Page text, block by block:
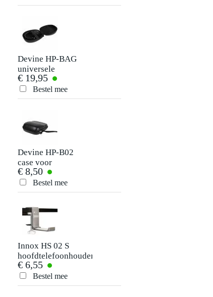
Je naam
Je beoordeling
Verstuur
Er zijn nog geen reviews voor dit product.
Devine HP-BAG
universele
hardcase voor
hoofdtelefoons
€ 19,95
Bestel mee
Devine HP-B02
case voor
hoofdtelefoon
€ 8,50
Bestel mee
Innox HS 02 S
hoofdtelefoonhouder
€ 6,55
Bestel mee